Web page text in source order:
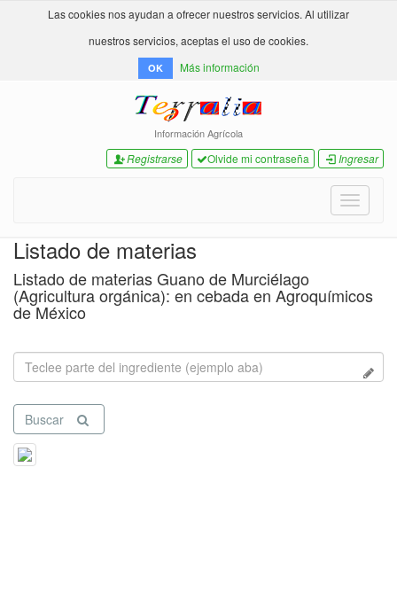
Las cookies nos ayudan a ofrecer nuestros servicios. Al utilizar
nuestros servicios, aceptas el uso de cookies.
OK Más información
Información Agrícola
Registrarse Olvide mi contraseña Ingresar
Toggle
Listado de materias
Listado de materias Guano de Murciélago
(Agricultura orgánica): en cebada en Agroquímicos
de México
Buscar